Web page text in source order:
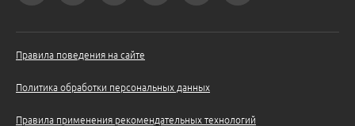
Правила поведения на сайте
Политика обработки персональных данных
Правила применения рекомендательных технологий